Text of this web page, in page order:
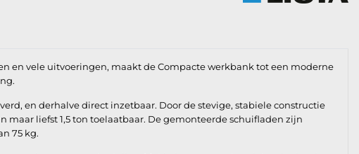
en vele uitvoeringen, maakt de Compacte werkbank tot een moderne
en derhalve direct inzetbaar. Door de stevige, stabiele constructie
liefst 1,5 ton toelaatbaar. De gemonteerde schuifladen zijn
75 kg.